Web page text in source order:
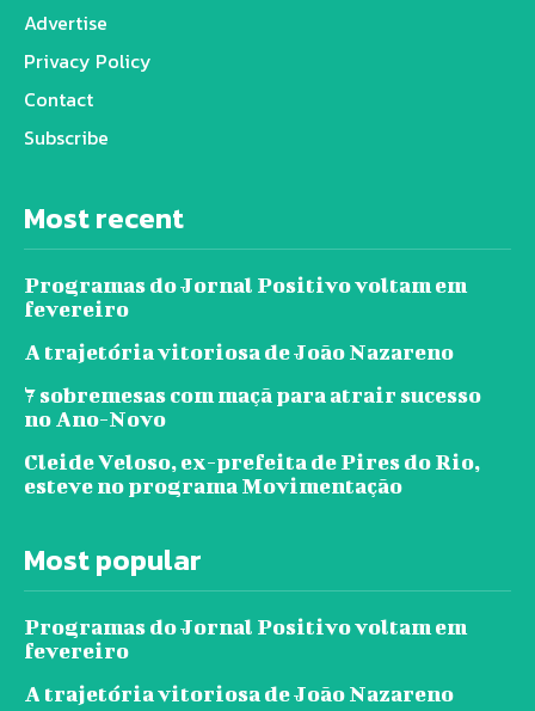
Advertise
Privacy Policy
Contact
Subscribe
Most recent
Programas do Jornal Positivo voltam em
fevereiro
A trajetória vitoriosa de João Nazareno
7 sobremesas com maçã para atrair sucesso
no Ano-Novo
Cleide Veloso, ex-prefeita de Pires do Rio,
esteve no programa Movimentação
Most popular
Programas do Jornal Positivo voltam em
fevereiro
A trajetória vitoriosa de João Nazareno